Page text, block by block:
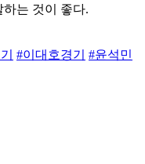
는 것이 좋다.
#이대호경기
#윤석민